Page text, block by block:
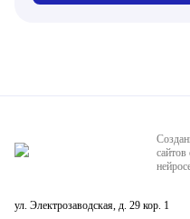
сайтов
ул. Электрозаводская, д. 29 кор. 1